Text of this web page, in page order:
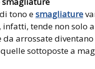
tono esmagliature
infatti, tende non solo
da arrossate
sottoposte a